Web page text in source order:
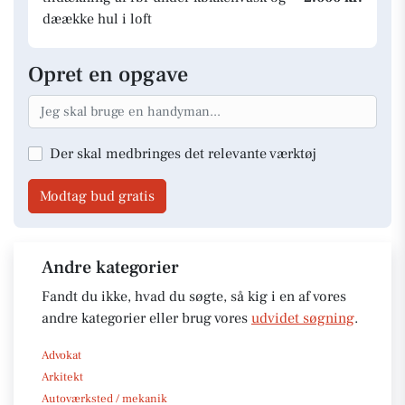
dæække hul i loft
Opret en opgave
Der skal medbringes det relevante værktøj
Modtag bud gratis
Andre kategorier
Fandt du ikke, hvad du søgte, så kig i en af vores
andre kategorier eller brug vores udvidet søgning.
Advokat
Arkitekt
Autoværksted / mekanik